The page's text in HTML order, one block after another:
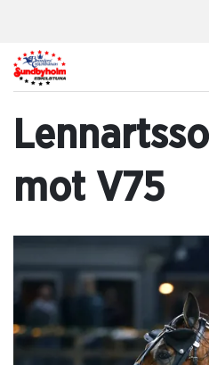
mot V75